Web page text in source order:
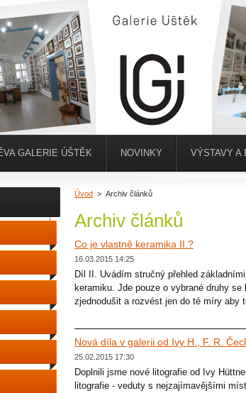
Úvod > Archiv článků
Archiv článků
Co je vlastně keramika II.?
16.03.2015 14:25
Díl II. Uvádím stručný přehled
keramiku. Jde pouze o vybrané druhy
zjednodušit a rozvést jen do té míry aby
Nová díla v galerii od Ivy H., F. R.
25.02.2015 17:30
Doplnili jsme nové litografie od Ivy
litografie - veduty s nejzajímavějšími
GALERIE ÚŠTĚK NOVINKY VÝSTAVY A